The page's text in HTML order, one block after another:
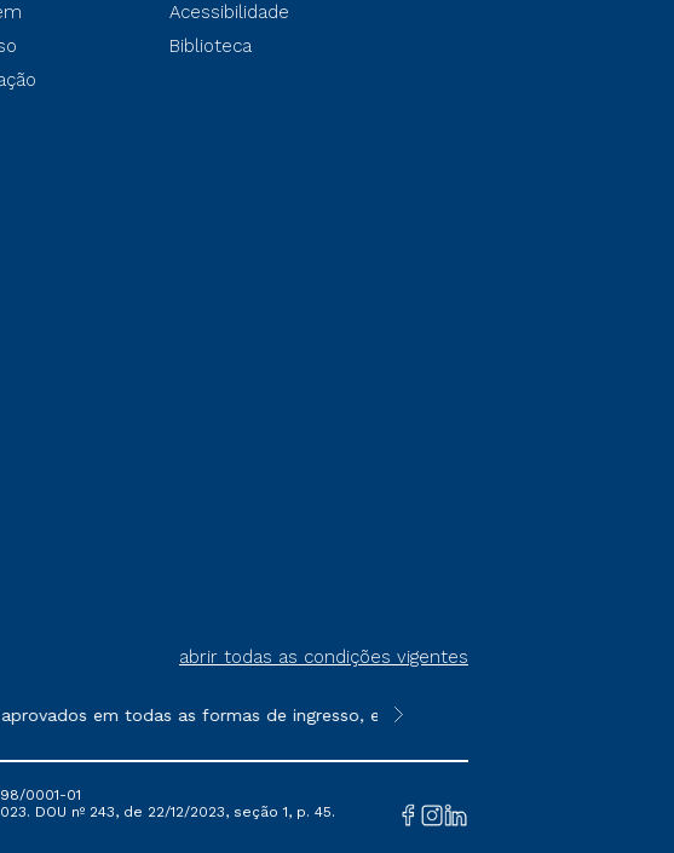
Acessibilidade
Biblioteca
abrir todas as condições vigentes
em todas as formas de ingresso, exceto na prova on-line ou
**Semipresencial é um formato do
0001-01
DOU nº 243, de 22/12/2023, seção 1, p. 45.